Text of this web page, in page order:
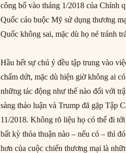
công bố vào tháng 1/2018 của Chính
Quốc cáo buộc Mỹ sử dụng thương
Quốc không sai, mặc dù họ né tránh
Hầu hết sự chú ý đều tập trung vào
chấm dứt, mặc dù hiện giờ không ai
những tác động như thế nào đối với
sàng thảo luận và Trump đã gặp Tập
11/2018. Không rõ liệu họ có thể đi
bất kỳ thỏa thuận nào – nếu có – thì
hơn của cuộc chiến thương mại là